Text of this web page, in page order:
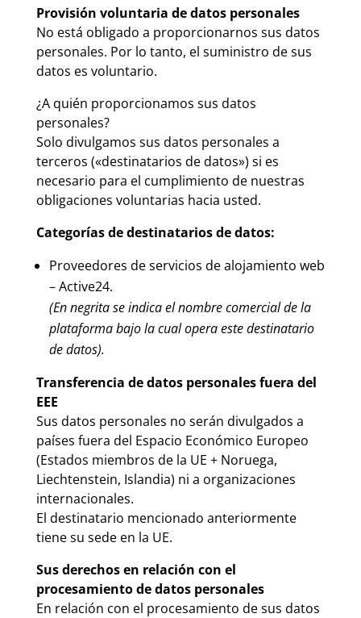
Provisión voluntaria de datos personales
No está obligado a proporcionarnos sus datos
personales. Por lo tanto, el suministro de sus
datos es voluntario.
¿A quién proporcionamos sus datos
personales?
Solo divulgamos sus datos personales a
terceros («destinatarios de datos») si es
necesario para el cumplimiento de nuestras
obligaciones voluntarias hacia usted.
Categorías de destinatarios de datos:
Proveedores de servicios de alojamiento web
–Active24.
(En negrita se indica el nombre comercial de la
plataforma bajo la cual opera este destinatario
de datos).
Transferencia de datos personales fuera del
EEE
Sus datos personales no serán divulgados a
países fuera del Espacio Económico Europeo
(Estados miembros de la UE + Noruega,
Liechtenstein, Islandia) ni a organizaciones
internacionales.
El destinatario mencionado anteriormente
tiene su sede en la UE.
Sus derechos en relación con el
procesamiento de datos personales
En relación con el procesamiento de sus datos